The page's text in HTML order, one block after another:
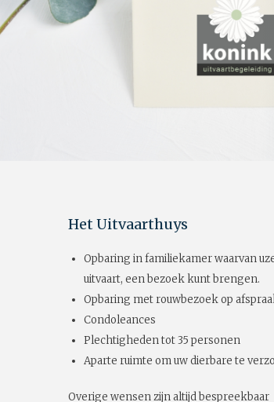
Het Uitvaarthuys
Opbaring in familiekamer waarvan
uitvaart, een bezoek kunt brengen.
Opbaring met rouwbezoek op
Condoleances
Plechtigheden tot 35 personen
Aparte ruimte om uw dierbare te
Overige wensen zijn altijd bespreekbaar